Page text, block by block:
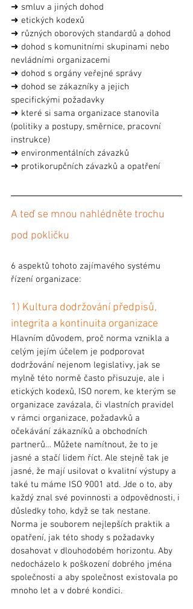
➜ smluv a jiných dohod
➜ etických kodexů
➜ různých oborových standardů a dohod
➜ dohod s komunitními skupinami nebo
nevládními organizacemi
➜ dohod s orgány veřejné správy
➜ dohod se zákazníky a jejich
specifickými požadavky
➜ které si sama organizace stanovila
(politiky a postupy, směrnice, pracovní
instrukce)
➜ environmentálních závazků
➜ protikorupčních závazků a opatření
A teď se mnou nahlédněte trochu
pod pokličku
6 aspektů tohoto zajímavého systému
řízení organizace:
1) Kultura dodržování předpisů,
integrita a kontinuita organizace
Hlavním důvodem, proč norma vznikla a
celým jejím účelem je podporovat
dodržování nejenom legislativy, jak se
mylně této normě často přisuzuje, ale i
etických kodexů, ISO norem, ke kterým se
organizace zavázala, či vlastních pravidel
v rámci organizace, požadavků a
očekávání zákazníků a obchodních
partnerů… Můžete namítnout, že to je
jasné a stačí lidem říct. Ale stejně tak je
jasné, že mají usilovat o kvalitní výstupy a
také tu máme ISO 9001 atd. Jde o to, aby
každý znal své povinnosti a odpovědnosti, i
důsledky toho, když se tak nestane.
Norma je souborem nejlepších praktik a
opatření, jak této shody s požadavky
dosahovat v dlouhodobém horizontu. Aby
nedocházelo k poškození dobrého jména
společnosti a aby společnost existovala po
mnoho let a v dobré kondici.